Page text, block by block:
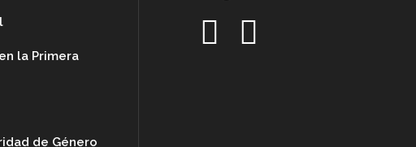
la Primera
de Género